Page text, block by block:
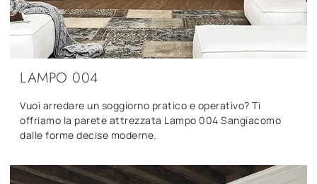
LAMPO 004
Vuoi arredare un soggiorno pratico e operativo? Ti
offriamo la parete attrezzata Lampo 004 Sangiacomo
dalle forme decise moderne.